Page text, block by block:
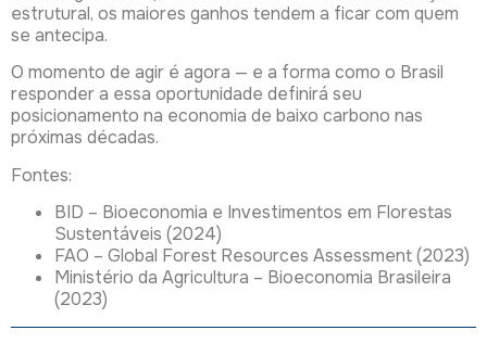
estrutural, os maiores ganhos tendem a ficar com quem
se antecipa.
O momento de agir é agora — e a forma como o Brasil
responder a essa oportunidade definirá seu
posicionamento na economia de baixo carbono nas
próximas décadas.
Fontes:
BID – Bioeconomia e Investimentos em Florestas
Sustentáveis (2024)
FAO – Global Forest Resources Assessment (2023)
Ministério da Agricultura – Bioeconomia Brasileira
(2023)